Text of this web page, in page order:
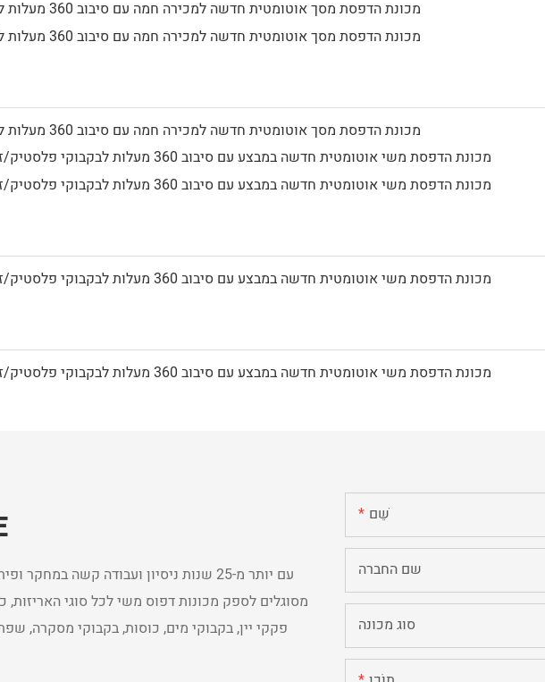
מסוגלים לספק מכונות דפוס משי לכל סוגי האריזות,
פקקי יין, בקבוקי מים, כוסות, בקבוקי מסקרה,
שֵׁם
שם החברה
סוג מכונה